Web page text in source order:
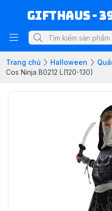
Gifthaus -
Trang chủ Halloween
Cos Ninja B0212 L(120-130)